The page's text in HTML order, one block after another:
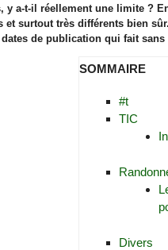
y a-t-il réellement une limite ?
et surtout très différents bien
dates de publication qui fait
SOMMAIRE
#t
TIC
Divers